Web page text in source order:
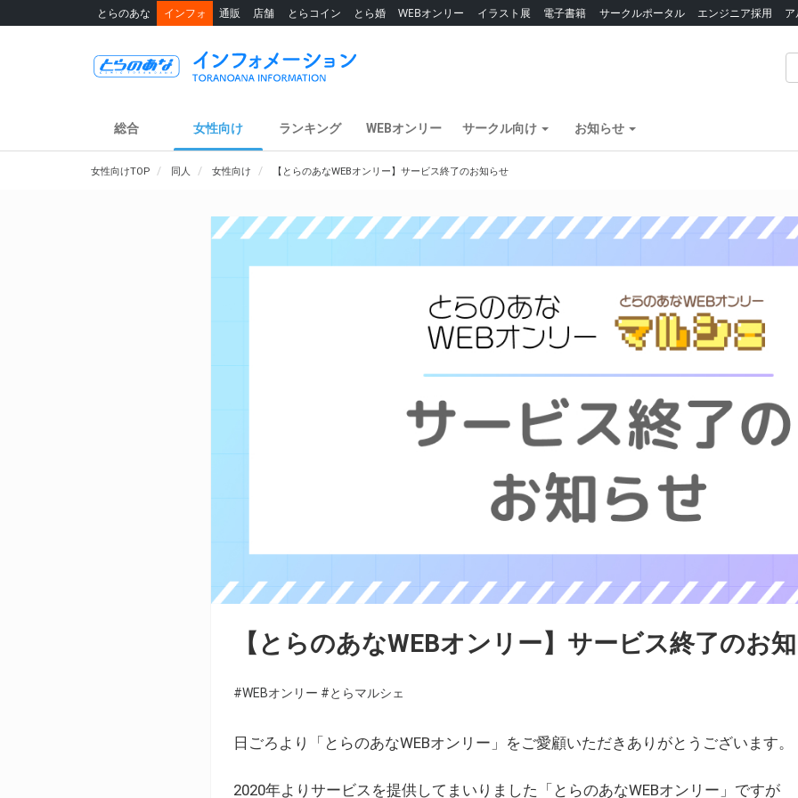
とらのあな インフォ 通販 店舗 とらコイン とら婚 WEBオンリー イラスト展 電子書籍 サークルポータル エンジニア採用
総合 女性向け ランキング WEBオンリー サークル向け お知らせ
女性向けTOP 同人 女性向け 【とらのあなWEBオンリー】サービス終了のお知らせ
【とらのあなWEBオンリー】サービス終了のお
#WEBオンリー #とらマルシェ
日ごろより「とらのあなWEBオンリー」をご愛顧いただきありがとうございます。
2020年よりサービスを提供してまいりました「とらのあなWEBオンリー」ですが